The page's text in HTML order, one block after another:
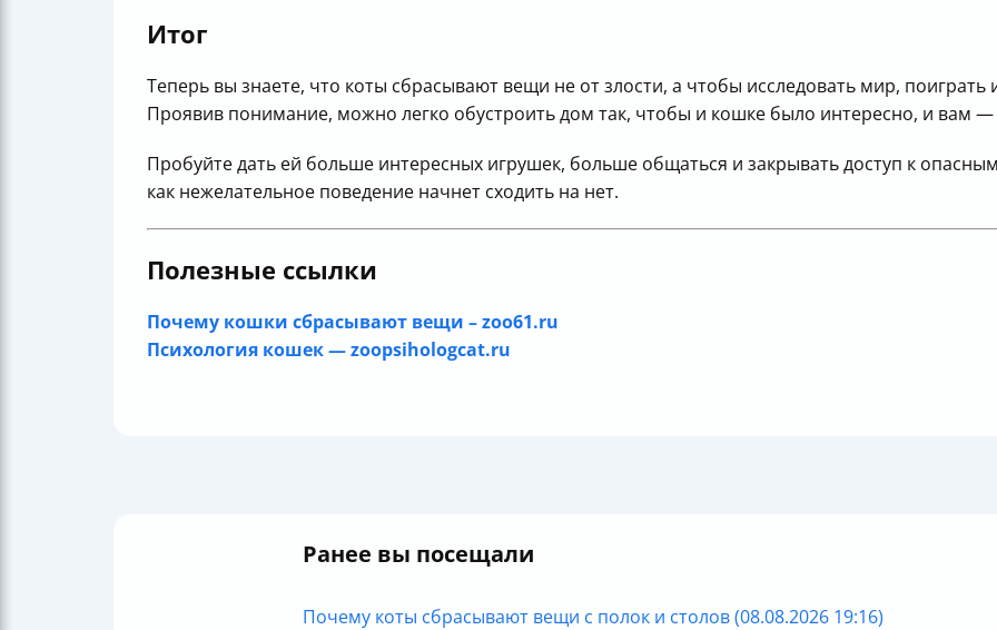
Итог
Теперь вы знаете, что коты сбрасывают вещи не от злости, а чтобы исследовать мир,
Проявив понимание, можно легко обустроить дом так, чтобы и кошке было интересно, и вам —
Пробуйте дать ей больше интересных игрушек, больше общаться и закрывать доступ к
как нежелательное поведение начнет сходить на нет.
Полезные ссылки
Почему кошки сбрасывают вещи – zoo61.ru
Психология кошек — zoopsihologcat.ru
Ранее вы посещали
Почему коты сбрасывают вещи с полок и столов (08.08.2026 19:16)